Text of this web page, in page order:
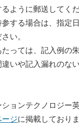
ように郵送してくだ
する場合は、指定
い。
っては、記入例の
いや記入漏れのな
ョンテクノロジー
ージに掲載しておりま